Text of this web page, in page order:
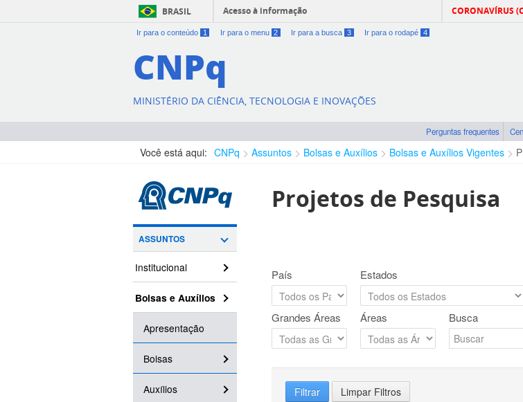
BRASIL Acesso à informação CORONAVÍRUS
Ir para o conteúdo 1 Ir para o menu 2 Ir para a busca 3 Ir para o rodapé 4
CNPq
MINISTÉRIO DA CIÊNCIA, TECNOLOGIA E INOVAÇÕES
Perguntas frequentes
Você está aqui: CNPq Assuntos Bolsas e Auxílios Bolsas e Auxílios Vigentes
ASSUNTOS
Institucional
Bolsas e Auxílios
Apresentação
Bolsas
Auxílios
Projetos de Pesquisa
País Estados
Grandes Áreas Áreas Busca
Filtrar Limpar Filtros